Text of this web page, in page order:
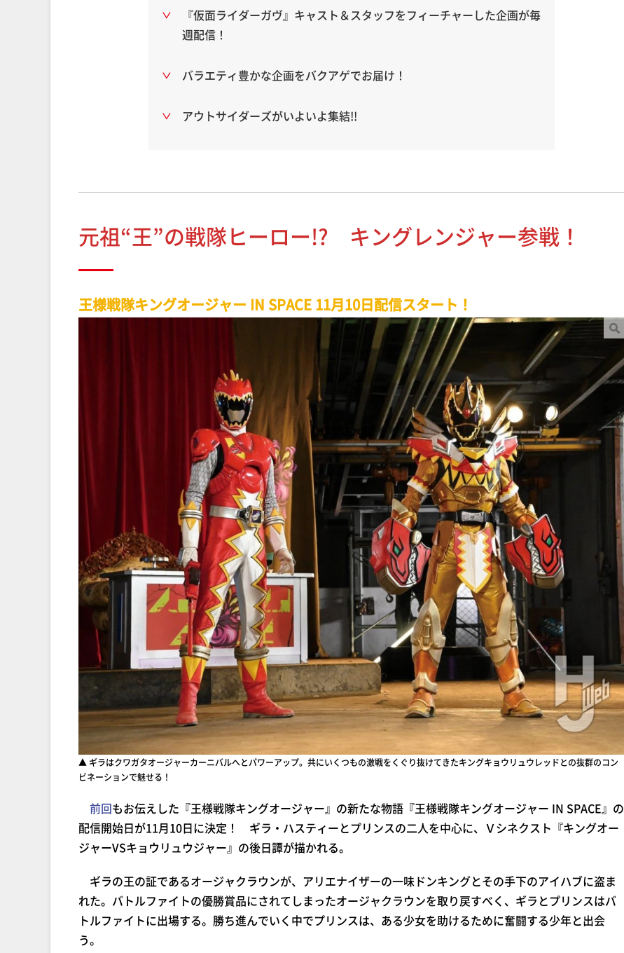
『仮面ライダーガヴ』キャスト＆スタッフをフィーチャーした企画が毎
週配信！
バラエティ豊かな企画をバクアゲでお届け！
アウトサイダーズがいよいよ集結!!
元祖“王”の戦隊ヒーロー!? キングレンジャー参戦！
王様戦隊キングオージャー IN SPACE 11月10日配信スタート！
▲ ギラはクワガタオージャーカーニバルへとパワーアップ。共にいくつもの激戦をくぐり抜けてきたキングキョウリュウレッドとの抜群のコン
ビネーションで魅せる！
前回もお伝えした『王様戦隊キングオージャー』の新たな物語『王様戦隊キングオージャー IN SPACE』の
配信開始日が11月10日に決定！ ギラ・ハスティーとプリンスの二人を中心に、Ｖシネクスト『キングオー
ジャーVSキョウリュウジャー』の後日譚が描かれる。
ギラの王の証であるオージャクラウンが、アリエナイザーの一味ドンキングとその手下のアイハブに盗ま
れた。バトルファイトの優勝賞品にされてしまったオージャクラウンを取り戻すべく、ギラとプリンスはバ
トルファイトに出場する。勝ち進んでいく中でプリンスは、ある少女を助けるために奮闘する少年と出会
う。